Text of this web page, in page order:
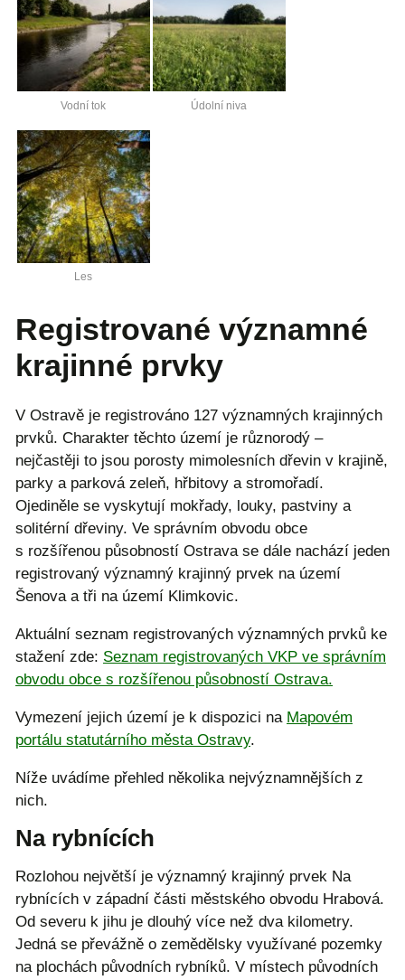
Vodní tok Údolní niva
Les
Registrované významné
krajinné prvky
V Ostravě je registrováno 127 významných krajinných
prvků. Charakter těchto území je různorodý –
nejčastěji to jsou porosty mimolesních dřevin v krajině,
parky a parková zeleň, hřbitovy a stromořadí.
Ojediněle se vyskytují mokřady, louky, pastviny a
solitérní dřeviny. Ve správním obvodu obce
s rozšířenou působností Ostrava se dále nachází jeden
registrovaný významný krajinný prvek na území
Šenova a tři na území Klimkovic.
Aktuální seznam registrovaných významných prvků ke
stažení zde: Seznam registrovaných VKP ve správním
obvodu obce s rozšířenou působností Ostrava.
Vymezení jejich území je k dispozici na Mapovém
portálu statutárního města Ostravy.
Níže uvádíme přehled několika nejvýznamnějších z
nich.
Na rybnících
Rozlohou největší je významný krajinný prvek Na
rybnících v západní části městského obvodu Hrabová.
Od severu k jihu je dlouhý více než dva kilometry.
Jedná se převážně o zemědělsky využívané pozemky
na plochách původních rybníků. V místech původních